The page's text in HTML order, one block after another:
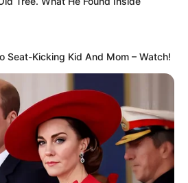
Seat-Kicking Kid And Mom – Watch!